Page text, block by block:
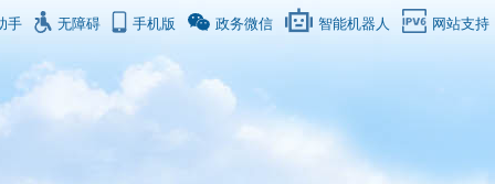
手 无障碍 手机版 政务微信 智能机器人 网站支持